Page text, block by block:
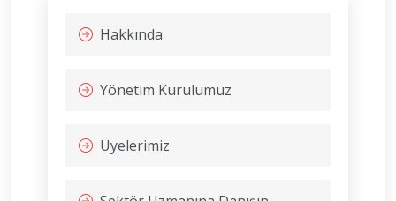
Hakkında
Yönetim Kurulumuz
Üyelerimiz